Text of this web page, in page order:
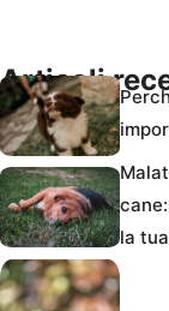
Articoli
la